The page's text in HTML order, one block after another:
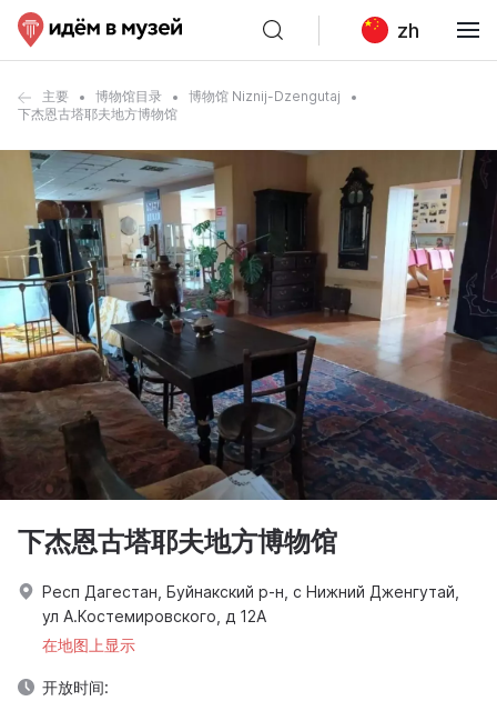
zh
主要 博物馆目录
博物馆 Niznij-Dzengutaj
下杰恩古塔耶夫地方博物馆
下杰恩古塔耶夫地方博物馆
Респ Дагестан, Буйнакский р-н, с Нижний Дженгутай,
ул А.Костемировского, д 12А
在地图上显示
开放时间: